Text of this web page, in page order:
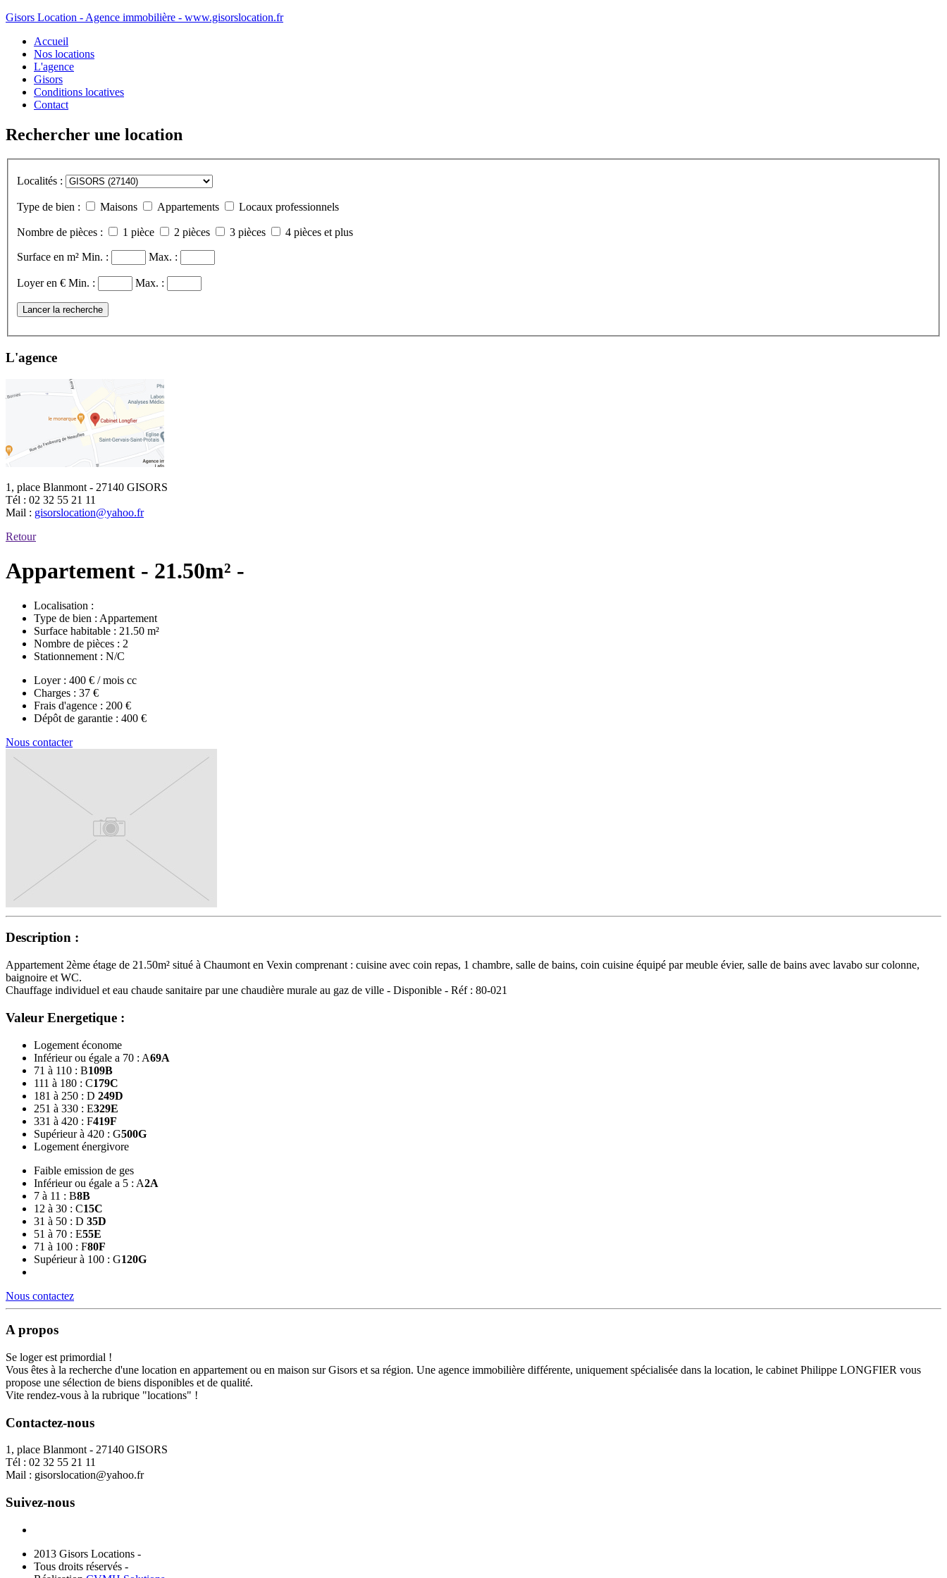
Gisors Location - Agence immobilière - www.gisorslocation.fr
Accueil
Nos locations
L'agence
Gisors
Conditions locatives
Contact
Rechercher une location
Localités :
Type de bien : Maisons Appartements Locaux professionnels
Nombre de pièces : 1 pièce 2 pièces 3 pièces 4 pièces et plus
Surface en m² Min. : Max. :
Loyer en € Min. : Max. :
Lancer la recherche
L'agence
1, place Blanmont - 27140 GISORS
Tél : 02 32 55 21 11
Mail : gisorslocation@yahoo.fr
Retour
Appartement - 21.50m² -
Localisation :
Type de bien : Appartement
Surface habitable : 21.50 m²
Nombre de pièces : 2
Stationnement : N/C
Loyer : 400 € / mois cc
Charges : 37 €
Frais d'agence : 200 €
Dépôt de garantie : 400 €
Nous contacter
Description :
Appartement 2ème étage de 21.50m² situé à Chaumont en Vexin comprenant : cuisine avec coin repas, 1 chambre, salle de bains, coin cuisine équipé par meuble évier, salle de bains avec lavabo sur colonne,
baignoire et WC.
Chauffage individuel et eau chaude sanitaire par une chaudière murale au gaz de ville - Disponible - Réf : 80-021
Valeur Energetique :
Logement économe
Inférieur ou égale a 70 : A69A
71 à 110 : B109B
111 à 180 : C179C
181 à 250 : D 249D
251 à 330 : E329E
331 à 420 : F419F
Supérieur à 420 : G500G
Logement énergivore
Faible emission de ges
Inférieur ou égale a 5 : A2A
7 à 11 : B8B
12 à 30 : C15C
31 à 50 : D 35D
51 à 70 : E55E
71 à 100 : F80F
Supérieur à 100 : G120G
Nous contactez
A propos
Se loger est primordial !
Vous êtes à la recherche d'une location en appartement ou en maison sur Gisors et sa région. Une agence immobilière différente, uniquement spécialisée dans la location, le cabinet Philippe LONGFIER vous
propose une sélection de biens disponibles et de qualité.
Vite rendez-vous à la rubrique "locations" !
Contactez-nous
1, place Blanmont - 27140 GISORS
Tél : 02 32 55 21 11
Mail : gisorslocation@yahoo.fr
Suivez-nous
2013 Gisors Locations -
Tous droits réservés -